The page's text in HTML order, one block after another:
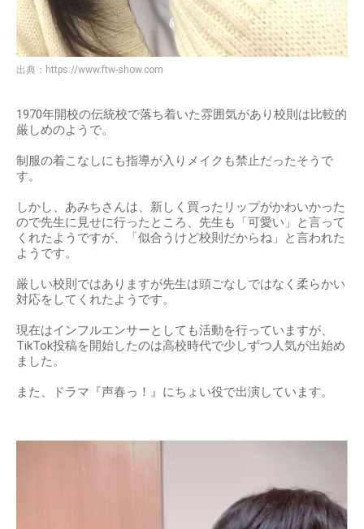
出典： https://www.ftw-show.com
1970年開校の伝統校で落ち着いた雰囲気があり校則は比較的
厳しめのようで。
制服の着こなしにも指導が入りメイクも禁止だったそうで
す。
しかし、あみちさんは、新しく買ったリップがかわいかった
ので先生に見せに行ったところ、先生も「可愛い」と言って
くれたようですが、「似合うけど校則だからね」と言われた
ようです。
厳しい校則ではありますが先生は頭ごなしではなく柔らかい
対応をしてくれたようです。
現在はインフルエンサーとしても活動を行っていますが、
TikTok投稿を開始したのは高校時代で少しずつ人気が出始め
ました。
また、ドラマ『声春っ！』にちょい役で出演しています。